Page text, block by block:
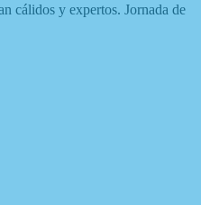
cálidos y expertos. Jornada de